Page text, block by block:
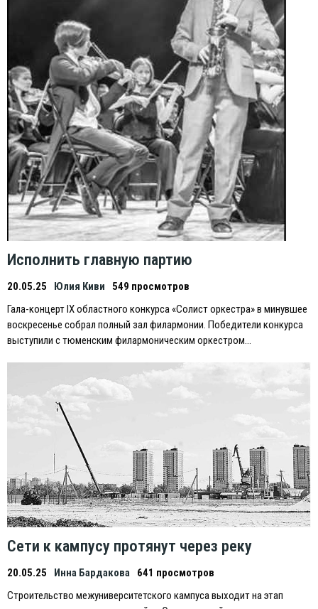
Исполнить главную партию
20.05.25 Юлия Киви
549 просмотров
Гала-концерт IX областного конкурса «Солист оркестра» в минувшее
воскресенье собрал полный зал филармонии. Победители конкурса
выступили с тюменским филармоническим оркестром…
Сети к кампусу протянут через реку
20.05.25 Инна Бардакова
641 просмотров
Строительство межуниверситетского кампуса выходит на этап